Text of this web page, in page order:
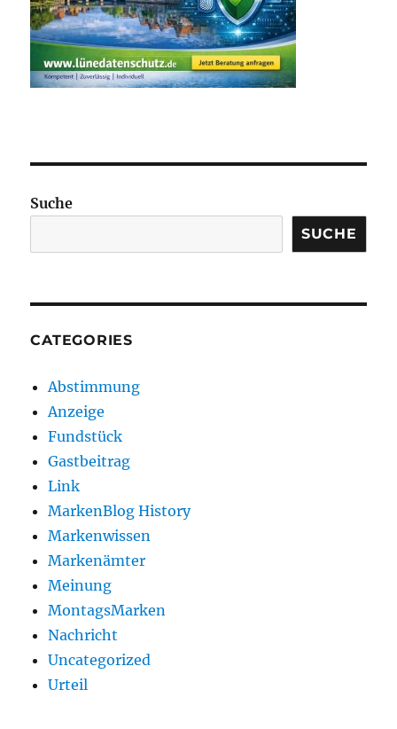
Suche
SUCHE
CATEGORIES
Abstimmung
Anzeige
Fundstück
Gastbeitrag
Link
MarkenBlog History
Markenwissen
Markenämter
Meinung
MontagsMarken
Nachricht
Uncategorized
Urteil